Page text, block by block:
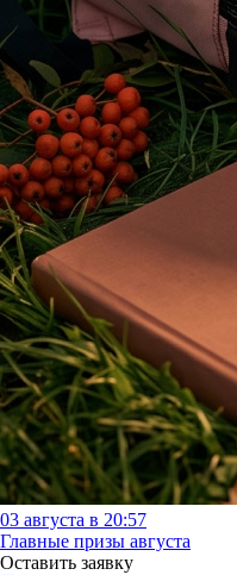
03 августа в 20:57
Главные призы августа
Оставить заявку